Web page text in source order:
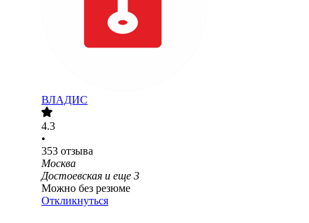
ВЛАДИС
4.3
•
353 отзыва
Москва
Достоевская и еще 3
Можно без резюме
Откликнуться